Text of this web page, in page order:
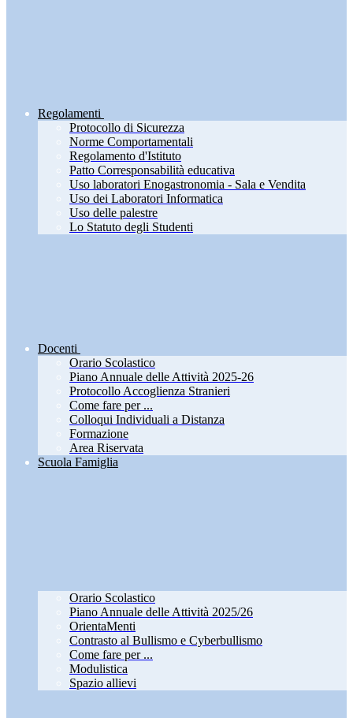
Regolamenti
Protocollo di Sicurezza
Norme Comportamentali
Regolamento d'Istituto
Patto Corresponsabilità educativa
Uso laboratori Enogastronomia - Sala e Vendita
Uso dei Laboratori Informatica
Uso delle palestre
Lo Statuto degli Studenti
Docenti
Orario Scolastico
Piano Annuale delle Attività 2025-26
Protocollo Accoglienza Stranieri
Come fare per ...
Colloqui Individuali a Distanza
Formazione
Area Riservata
Scuola Famiglia
Orario Scolastico
Piano Annuale delle Attività 2025/26
OrientaMenti
Contrasto al Bullismo e Cyberbullismo
Come fare per ...
Modulistica
Spazio allievi